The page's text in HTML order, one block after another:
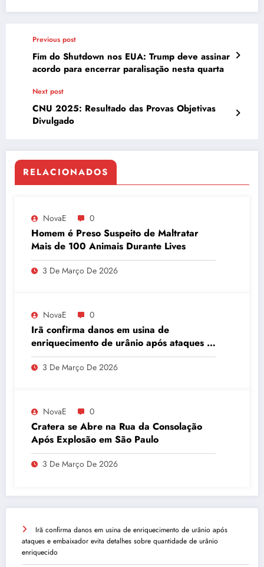
Previous post
Fim do Shutdown nos EUA: Trump deve assinar
acordo para encerrar paralisação nesta quarta
Next post
CNU 2025: Resultado das Provas Objetivas
Divulgado
RELACIONADOS
NovaE 0
Homem é Preso Suspeito de Maltratar
Mais de 100 Animais Durante Lives
3 De Março De 2026
NovaE 0
Irã confirma danos em usina de
enriquecimento de urânio após ataques e
embaixador evita detalhes sobre
quantidade de urânio enriquecido
3 De Março De 2026
NovaE 0
Cratera se Abre na Rua da Consolação
Após Explosão em São Paulo
3 De Março De 2026
Irã confirma danos em usina de enriquecimento de urânio após
ataques e embaixador evita detalhes sobre quantidade de urânio
enriquecido